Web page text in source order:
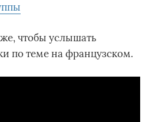
чтобы услышать
по теме на французском.